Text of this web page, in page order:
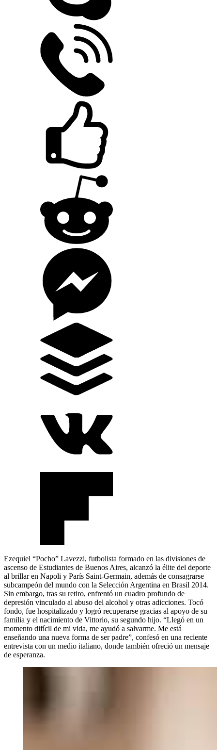
Ezequiel “Pocho” Lavezzi, futbolista formado en las divisiones de
ascenso de Estudiantes de Buenos Aires, alcanzó la élite del deporte
al brillar en Napoli y París Saint-Germain, además de consagrarse
subcampeón del mundo con la Selección Argentina en Brasil 2014.
Sin embargo, tras su retiro, enfrentó un cuadro profundo de
depresión vinculado al abuso del alcohol y otras adicciones. Tocó
fondo, fue hospitalizado y logró recuperarse gracias al apoyo de su
familia y el nacimiento de Vittorio, su segundo hijo. “Llegó en un
momento difícil de mi vida, me ayudó a salvarme. Me está
enseñando una nueva forma de ser padre”, confesó en una reciente
entrevista con un medio italiano, donde también ofreció un mensaje
de esperanza.